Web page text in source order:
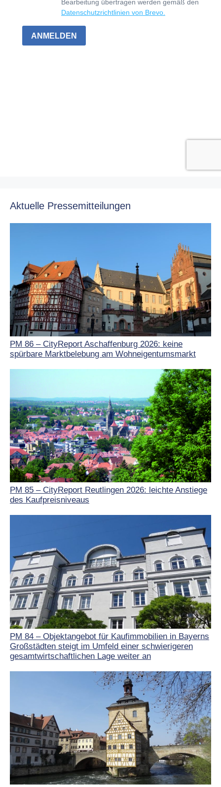
Aktuelle Pressemitteilungen
PM 86 – CityReport Aschaffenburg 2026: keine
spürbare Marktbelebung am Wohneigentumsmarkt
PM 85 – CityReport Reutlingen 2026: leichte Anstiege
des Kaufpreisniveaus
PM 84 – Objektangebot für Kaufimmobilien in Bayerns
Großstädten steigt im Umfeld einer schwierigeren
gesamtwirtschaftlichen Lage weiter an